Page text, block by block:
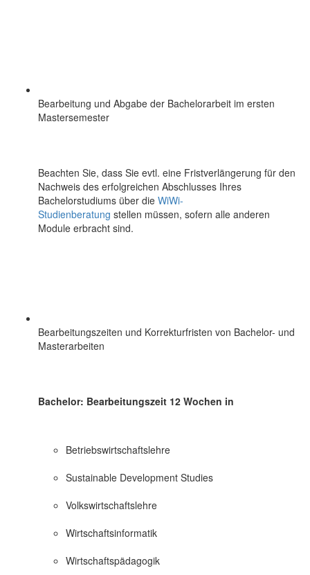
Bearbeitung und Abgabe der Bachelorarbeit im ersten
Mastersemester
Beachten Sie, dass Sie evtl. eine Fristverlängerung für den
Nachweis des erfolgreichen Abschlusses Ihres
Bachelorstudiums über die WiWi-
Studienberatung stellen müssen, sofern alle anderen
Module erbracht sind.
Bearbeitungszeiten und Korrekturfristen von Bachelor- und
Masterarbeiten
Bachelor: Bearbeitungszeit 12 Wochen in
Betriebswirtschaftslehre
Sustainable Development Studies
Volkswirtschaftslehre
Wirtschaftsinformatik
Wirtschaftspädagogik